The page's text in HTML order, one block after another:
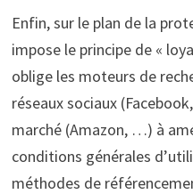
Enfin, sur le plan de la
impose le principe de «
oblige les moteurs de
réseaux sociaux
marché (Amazon, …) à
conditions générales
méthodes de